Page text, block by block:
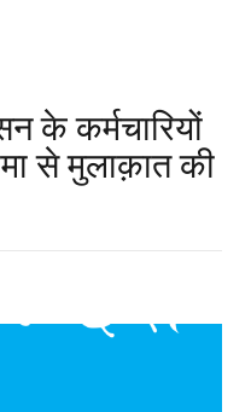
के कर्मचारियों
से मुलाक़ात की